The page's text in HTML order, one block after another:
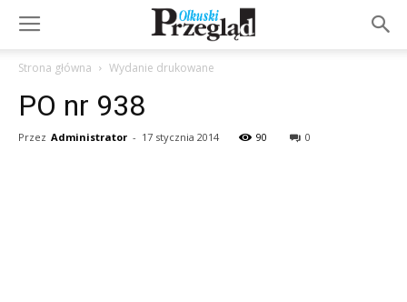
Strona główna Wydanie drukowane
PO nr 938
Przez Administrator - 17 stycznia 2014 90 0